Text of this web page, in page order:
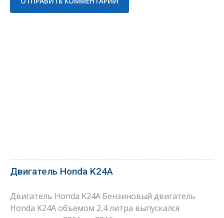
Двигатель Honda K24A
Двигатель Honda K24A Бензиновый двигатель
Honda K24A объемом 2,4 литра выпускался